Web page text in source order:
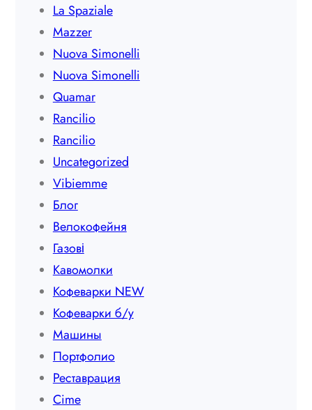
La Spaziale
Mazzer
Nuova Simonelli
Nuova Simonelli
Quamar
Rancilio
Rancilio
Uncategorized
Vibiemme
Блог
Велокофейня
Газові
Кавомолки
Кофеварки NEW
Кофеварки б/у
Машины
Портфолио
Реставрация
Сime